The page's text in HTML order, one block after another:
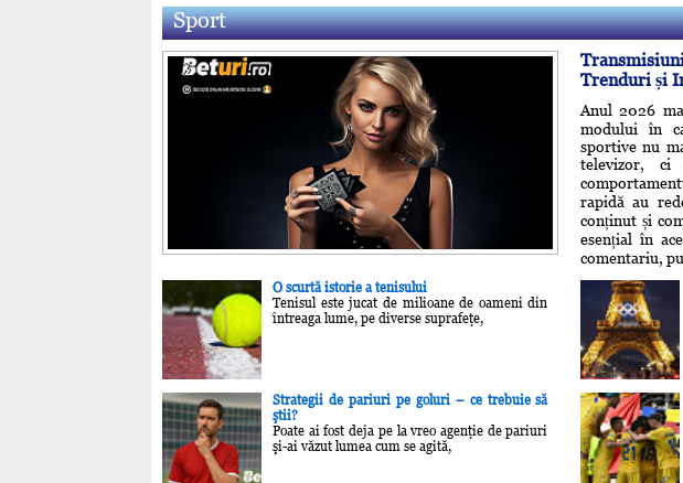
Sport
Trenduri și
Anul 2026
modului în
sportive nu
televizor, ci
rapidă au
conținut și
esențial în
comentariu,
O scurtă istorie a tenisului
Tenisul este jucat de milioane de oameni din
întreaga lume, pe diverse suprafeţe,
Strategii de pariuri pe goluri – ce trebuie să
ştii?
Poate ai fost deja pe la vreo agenţie de pariuri
şi-ai văzut lumea cum se agită,